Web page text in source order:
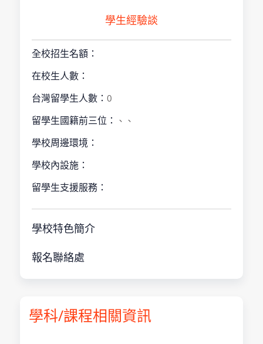
學生經驗談
全校招生名額：
在校生人數：
台灣留學生人數： 0
留學生國籍前三位： 、、
學校周邊環境：
學校內設施：
留學生支援服務：
學校特色簡介
報名聯絡處
學科/課程相關資訊